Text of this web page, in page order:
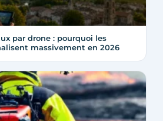
par drone : pourquoi les
massivement en 2026